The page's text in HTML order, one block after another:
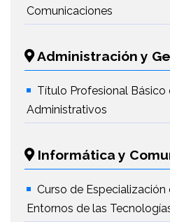
Comunicaciones
Administración y
Título Profesional Básico
Administrativos
Informática y
Curso de Especialización
Entornos de las